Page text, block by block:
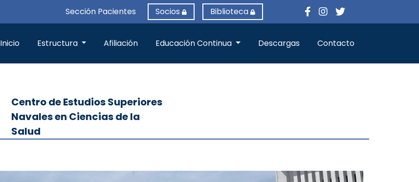
Sección Pacientes Socios Biblioteca
Inicio Estructura Afiliación Educación Continua Descargas Contacto
Centro de Estudios Superiores
Navales en Ciencias de la
Salud